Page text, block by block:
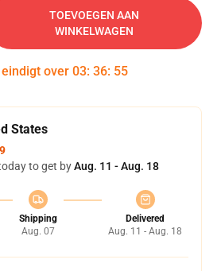
TOEVOEGEN AAN
WINKELWAGEN
over 03: 36: 54
States
to get byAug. 11 - Aug. 18
Shipping
Aug. 07
Delivered
Aug. 11 - Aug. 18